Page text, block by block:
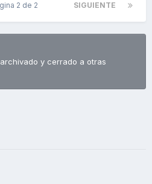
SIGUIENTE
2 de 2
y cerrado a otras